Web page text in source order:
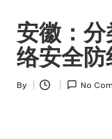
安徽：
络安全防
Posted
By No